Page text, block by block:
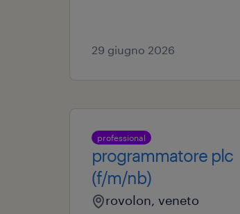
29 giugno 2026
professional
programmatore plc
(f/m/nb)
rovolon, veneto